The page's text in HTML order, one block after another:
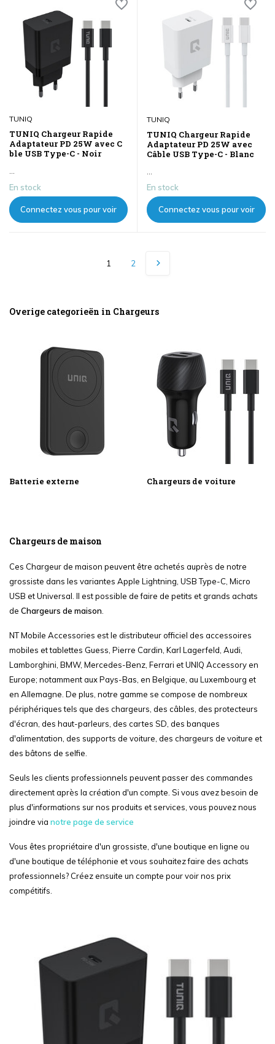
TUNIQ
TUNIQ Chargeur Rapide
Adaptateur PD 25W avec C
ble USB Type-C - Noir
...
En stock
Connectez vous pour voir
TUNIQ
TUNIQ Chargeur Rapide
Adaptateur PD 25W avec
Câble USB Type-C - Blanc
...
En stock
Connectez vous pour voir
1 2
Overige categorieën in Chargeurs
Batterie externe Chargeurs de voiture
Chargeurs de maison
Ces Chargeur de maison peuvent être achetés auprès de notre
grossiste dans les variantes Apple Lightning, USB Type-C, Micro
USB et Universal. Il est possible de faire de petits et grands achats
de Chargeurs de maison
NT Mobile Accessories est le distributeur officiel des accessoires
mobiles et tablettes Guess, Pierre Cardin, Karl Lagerfeld, Audi,
Lamborghini, BMW, Mercedes-Benz, Ferrari et UNIQ Accessory en
Europe; notamment aux Pays-Bas, en Belgique, au Luxembourg et
en Allemagne. De plus, notre gamme se compose de nombreux
périphériques tels que des chargeurs, des câbles, des protecteurs
d'écran, des haut-parleurs, des cartes SD, des banques
d'alimentation, des supports de voiture, des chargeurs de voiture et
des bâtons de selfie.
Seuls les clients professionnels peuvent passer des commandes
directement après la création d'un compte. Si vous avez besoin de
plus d'informations sur nos produits et services, vous pouvez nous
joindre via notre page de service
Vous êtes propriétaire d'un grossiste, d'une boutique en ligne ou
d'une boutique de téléphonie et vous souhaitez faire des achats
professionnels? Créez ensuite un compte pour voir nos prix
compétitifs.